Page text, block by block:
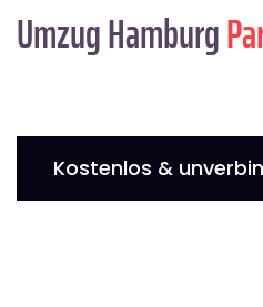
Umzug Hamburg
Kostenlos &